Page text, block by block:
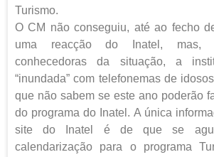
Turismo.
O CM não conseguiu, até ao fecho
uma reacção do Inatel, mas,
conhecedoras da situação, a
“inundada” com telefonemas de
que não sabem se este ano poderão
do programa do Inatel. A única
site do Inatel é de que se
calendarização para o programa